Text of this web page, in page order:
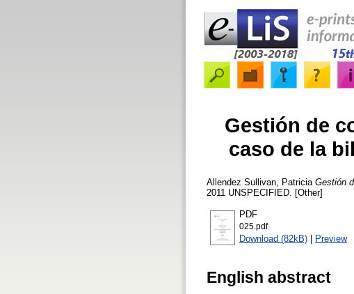
Gestión de
caso de la
Allendez Sullivan, Patricia Gestión
2011 UNSPECIFIED. [Other]
PDF
025.pdf
Download (82kB) | Preview
English abstract